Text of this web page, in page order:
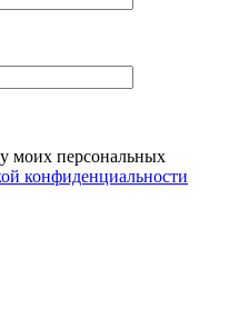
моих персональных
конфиденциальности